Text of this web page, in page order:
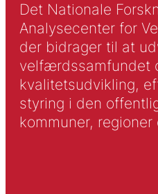
Det Nationale
Analysecenter for
der bidrager til at
velfærdssamfundet
kvalitetsudvikling,
styring i den
kommuner,